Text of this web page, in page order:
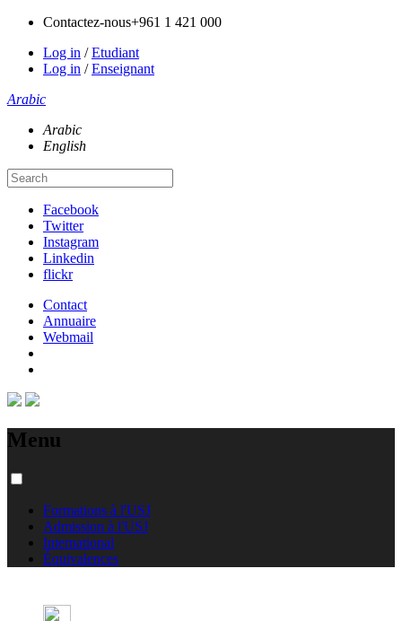
Contactez-nous+961 1 421 000
Log in /Etudiant
Log in /Enseignant
Arabic
Arabic
English
Facebook
Twitter
Instagram
Linkedin
flickr
Contact
Annuaire
Webmail
Menu
Formations à l'USJ
Admission à l'USJ
International
Équivalences